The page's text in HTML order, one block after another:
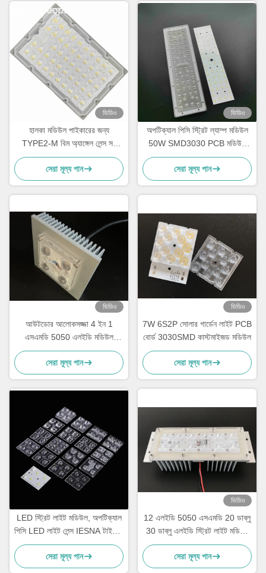
ভিডিও
হালকা মডিউল পাইকারের জন্য
TYPE2-M বিম অ্যাঙ্গেল লেন্স সহ
150W SMD 3030 LED PCB
বোর্ড
সেরা মূল্য পান
ভিডিও
অপটিক্যাল পিসি স্ট্রিট ল্যাম্প মডিউল
50W SMD3030 PCB মডিউল
স্ট্রিট লাইট অ্যারে লেন্স
সেরা মূল্য পান
ভিডিও
আউটডোর আলোকসজ্জা 4 ইন 1
এসএমডি 5050 এলইডি মডিউল
10W-15W 150x75 ডিগ্রি লেন্স সহ
জলরোধী
সেরা মূল্য পান
ভিডিও
7W 6S2P সোলার গার্ডেন লাইট PCB
বোর্ড 3030SMD কাস্টমাইজড মডিউল
সেরা মূল্য পান
LED স্ট্রিট লাইট মডিউল, অপটিক্যাল
পিসি LED লাইট লেন্স IESNA টাইপ II
রাস্তা আলো জন্য
সেরা মূল্য পান
ভিডিও
12 এলইডি 5050 এসএমডি 20 ডাব্লু
30 ডাব্লু এলইডি স্ট্রিট লাইট মডিউল
হিটিং সিঙ্ক সহ
সেরা মূল্য পান